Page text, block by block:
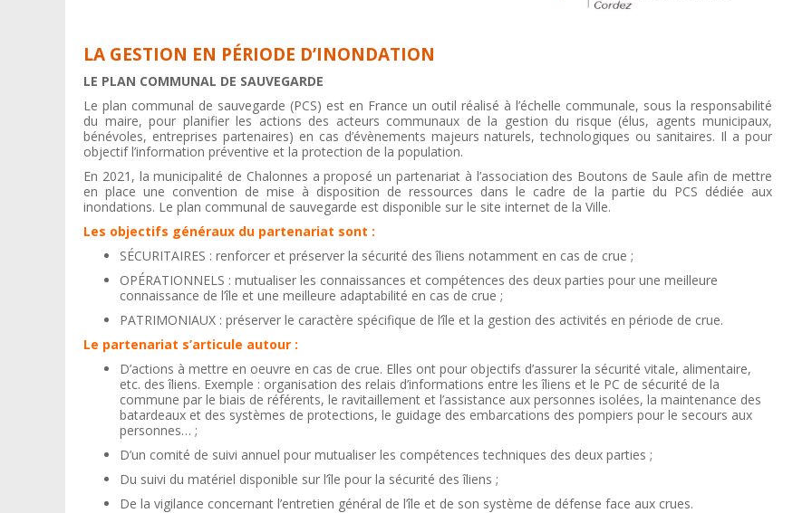
LA GESTION EN PÉRIODE D’INONDATION
LE PLAN COMMUNAL DE SAUVEGARDE
Le plan communal de sauvegarde (PCS) est en France un outil réalisé à l’échelle communale, sous la responsabilité
du maire, pour planifier les actions des acteurs communaux de la gestion du risque (élus, agents municipaux,
bénévoles, entreprises partenaires) en cas d’évènements majeurs naturels, technologiques ou sanitaires. Il a pour
objectif l’information préventive et la protection de la population.
En 2021, la municipalité de Chalonnes a proposé un partenariat à l’association des Boutons de Saule afin de mettre
en place une convention de mise à disposition de ressources dans le cadre de la partie du PCS dédiée aux
inondations. Le plan communal de sauvegarde est disponible sur le site internet de la Ville.
Les objectifs généraux du partenariat sont :
SÉCURITAIRES : renforcer et préserver la sécurité des îliens notamment en cas de crue ;
OPÉRATIONNELS : mutualiser les connaissances et compétences des deux parties pour une meilleure
connaissance de l’île et une meilleure adaptabilité en cas de crue ;
PATRIMONIAUX : préserver le caractère spécifique de l’île et la gestion des activités en période de crue.
Le partenariat s’articule autour :
D’actions à mettre en oeuvre en cas de crue. Elles ont pour objectifs d’assurer la sécurité vitale, alimentaire,
etc. des îliens. Exemple : organisation des relais d’informations entre les îliens et le PC de sécurité de la
commune par le biais de référents, le ravitaillement et l’assistance aux personnes isolées, la maintenance des
batardeaux et des systèmes de protections, le guidage des embarcations des pompiers pour le secours aux
personnes… ;
D’un comité de suivi annuel pour mutualiser les compétencestechniques des deux parties ;
Du suivi du matériel disponible sur l’île pour la sécurité desîliens ;
De la vigilance concernant l’entretien général de l’île et de son système de défense face aux crues.